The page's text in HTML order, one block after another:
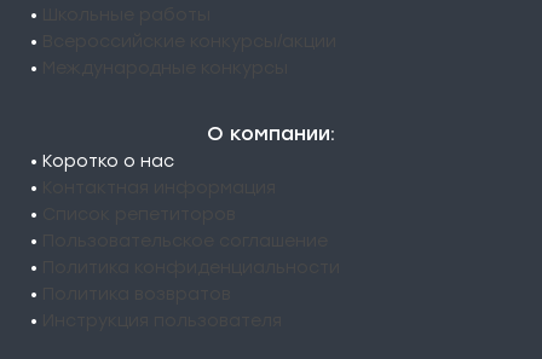
•
•
•
О компании:
• Коротко о нас
•
•
•
•
•
•